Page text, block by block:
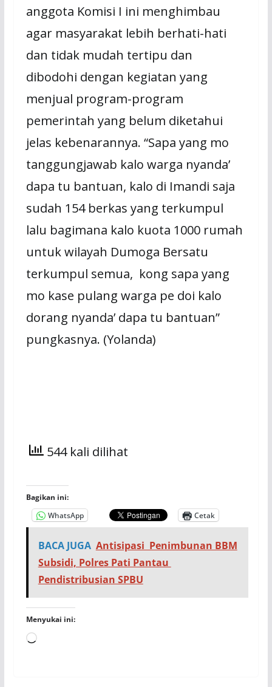
anggota Komisi I ini menghimbau
agar masyarakat lebih berhati-hati
dan tidak mudah tertipu dan
dibodohi dengan kegiatan yang
menjual program-program
pemerintah yang belum diketahui
jelas kebenarannya. “Sapa yang mo
tanggungjawab kalo warga nyanda’
dapa tu bantuan, kalo di Imandi saja
sudah 154 berkas yang terkumpul
lalu bagimana kalo kuota 1000 rumah
untuk wilayah Dumoga Bersatu
terkumpul semua, kong sapa yang
mo kase pulang warga pe doi kalo
dorang nyanda’ dapa tu bantuan”
pungkasnya. (Yolanda)
544 kali dilihat
Bagikan ini:
WhatsApp
Cetak
BACA JUGA Antisipasi Penimbunan BBM
Subsidi, Polres Pati Pantau
Pendistribusian SPBU
Menyukai ini:
Memuat...